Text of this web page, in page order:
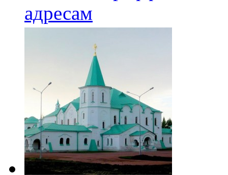
адресам